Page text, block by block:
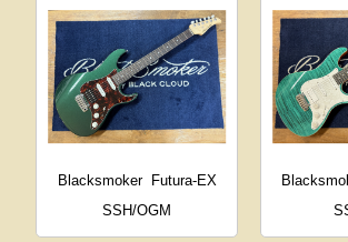
Blacksmoker
Futura-EX
SSH/OGM